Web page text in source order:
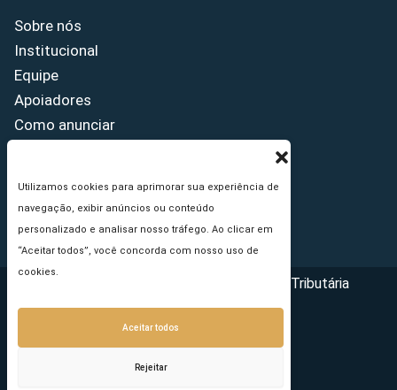
Utilizamos cookies para aprimorar sua experiência de
navegação, exibir anúncios ou conteúdo
personalizado e analisar nosso tráfego. Ao clicar em
“Aceitar todos”, você concorda com nosso uso de
cookies.
Aceitar todos
Rejeitar
Sobre nós
Institucional
Equipe
Apoiadores
Como anunciar
Princípios Editoriais
Copyright © 2026 - Portal da Reforma Tributária